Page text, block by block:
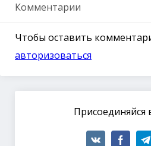
Комментарии
Чтобы оставить
авторизоваться
Присоединяйся